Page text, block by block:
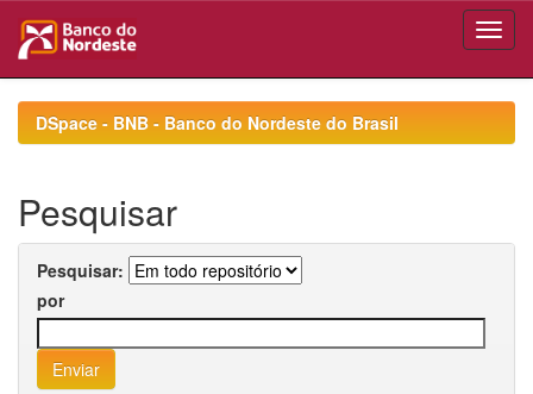
navigationDSpace - BNB - Banco do Nordeste do Brasil
Pesquisar
Pesquisar:
por